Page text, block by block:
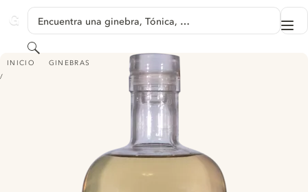
GINVENTORY
Encuentra una ginebra, Tónica, …
Buscar
INICIO GINEBRAS
KENTUCKY WILD GIN BOURBON BARRELED